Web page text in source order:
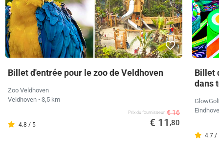
Billet d'entrée pour le zoo de Veldhoven
Zoo Veldhoven
Veldhoven • 3,5 km
4.8 / 5
Prix ​​du fournisseur € 16
€ 11 ,80
Billet
dans
4.7 /